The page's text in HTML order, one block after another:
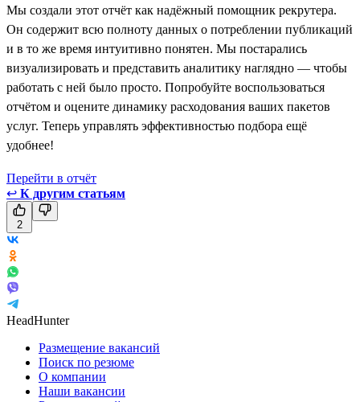
Мы создали этот отчёт как надёжный помощник рекрутера.
Он содержит всю полноту данных о потреблении публикаций
и в то же время интуитивно понятен. Мы постарались
визуализировать и представить аналитику наглядно — чтобы
работать с ней было просто. Попробуйте воспользоваться
отчётом и оцените динамику расходования ваших пакетов
услуг. Теперь управлять эффективностью подбора ещё
удобнее!
Перейти в отчёт
↩ К другим статьям
2
HeadHunter
Размещение вакансий
Поиск по резюме
О компании
Наши вакансии